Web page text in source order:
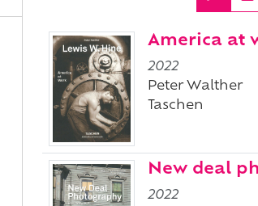
America at
2022
Peter Walther
Taschen
New deal
2022